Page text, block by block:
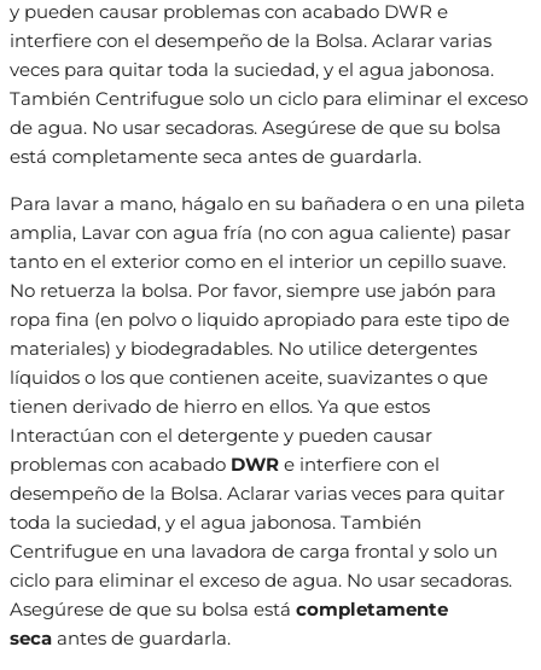
y pueden causar problemas con acabado DWR e
interfiere con el desempeño de la Bolsa. Aclarar varias
veces para quitar toda la suciedad, y el agua jabonosa.
También Centrifugue solo un ciclo para eliminar el exceso
de agua. No usar secadoras. Asegúrese de que su bolsa
está completamente seca antes de guardarla.
Para lavar a mano, hágalo en su bañadera o en una pileta
amplia, Lavar con agua fría (no con agua caliente) pasar
tanto en el exterior como en el interior un cepillo suave.
No retuerza la bolsa. Por favor, siempre use jabón para
ropa fina (en polvo o liquido apropiado para este tipo de
materiales) y biodegradables. No utilice detergentes
líquidos o los que contienen aceite, suavizantes o que
tienen derivado de hierro en ellos. Ya que estos
Interactúan con el detergente y pueden causar
problemas con acabado DWR e interfiere con el
desempeño de la Bolsa. Aclarar varias veces para quitar
toda la suciedad, y el agua jabonosa. También
Centrifugue en una lavadora de carga frontal y solo un
ciclo para eliminar el exceso de agua. No usar secadoras.
Asegúrese de que su bolsa está completamente
seca antes de guardarla.